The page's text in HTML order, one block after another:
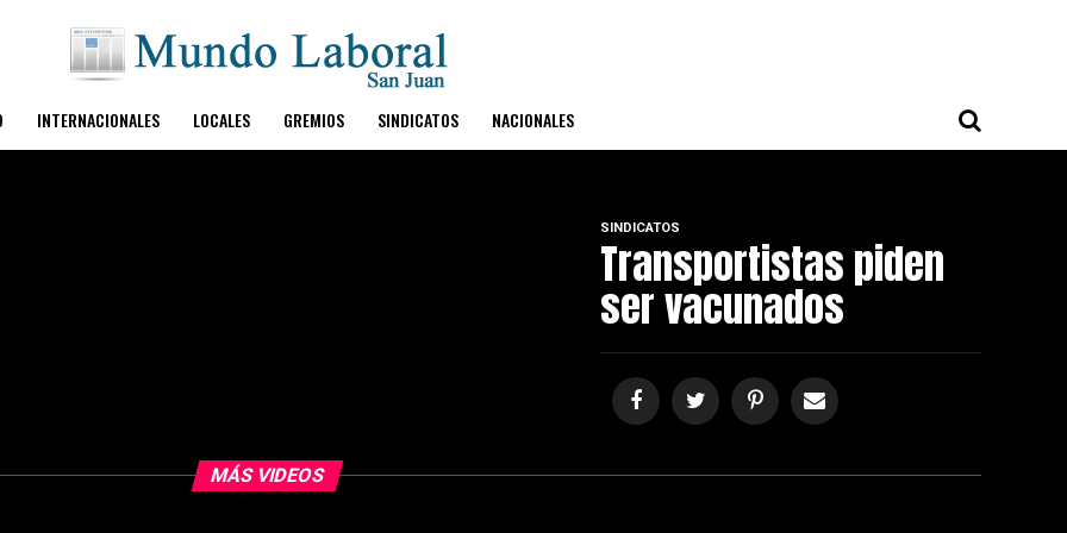
INTERNACIONALES LOCALES GREMIOS SINDICATOS NACIONALES
SINDICATOS
Transportistas piden
ser vacunados
MÁS VIDEOS